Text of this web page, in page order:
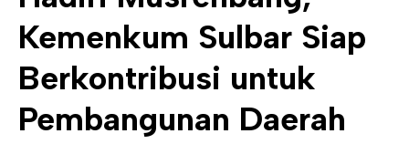
Soroti Kejanggalan Kasus Tambang Emas Ilegal
Kemenkum Sulbar Siap
Berkontribusi untuk
Pembangunan Daerah